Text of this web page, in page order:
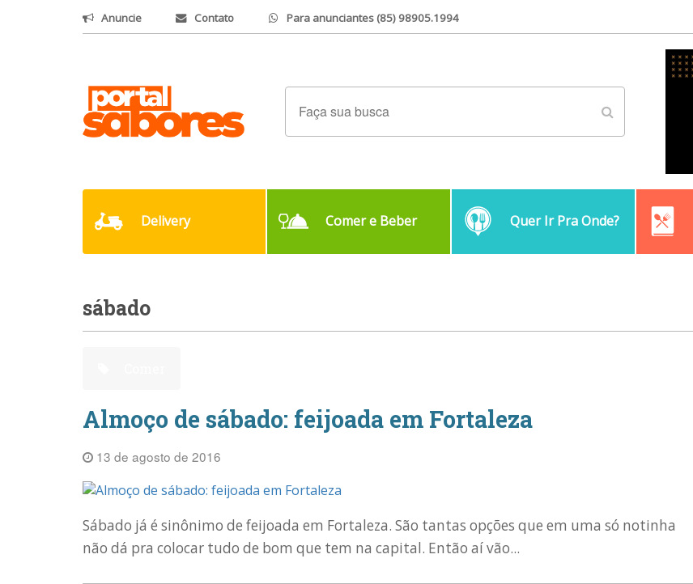
Anuncie Contato Para anunciantes (85) 98905.1994
Delivery Comer e Beber Quer Ir Pra Onde?
sábado
Almoço de sábado: feijoada em Fortaleza
13 de agosto de 2016
Sábado já é sinônimo de feijoada em Fortaleza. São tantas opções que em uma só notinha
não dá pra colocar tudo de bom que tem na capital. Então aí vão...